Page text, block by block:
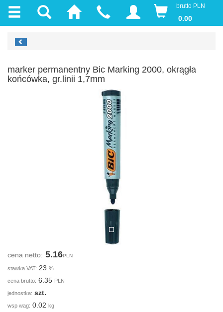
brutto PLN
0.00
marker permanentny Bic Marking 2000, okrągła
końcówka, gr.linii 1,7mm
cena netto: 5.16PLN
stawka VAT: 23 %
cena brutto: 6.35 PLN
jednostka: szt.
wsp wag: 0.02 kg